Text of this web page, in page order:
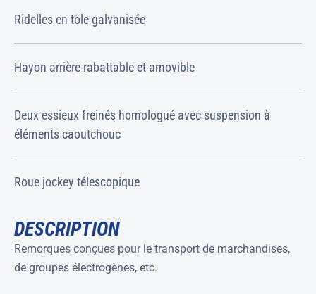
Ridelles en tôle galvanisée
Hayon arrière rabattable et amovible
Deux essieux freinés homologué avec suspension à
éléments caoutchouc
Roue jockey télescopique
DESCRIPTION
Remorques conçues pour le transport de marchandises,
de groupes électrogènes, etc.